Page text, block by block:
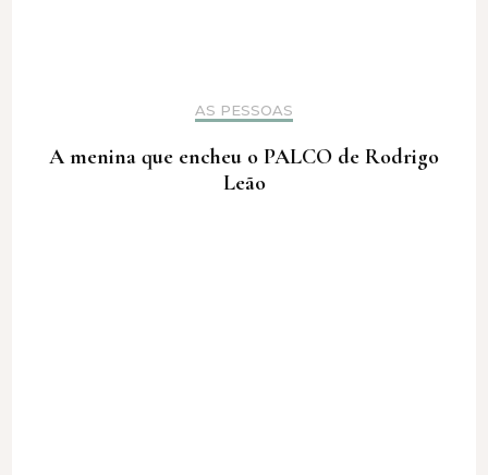
AS PESSOAS
A menina que encheu o PALCO de Rodrigo
Leão